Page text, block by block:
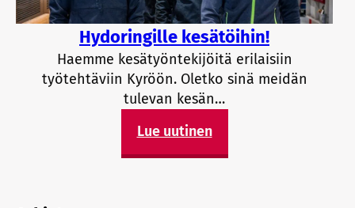
Hydoringille kesätöihin!
Haemme kesätyöntekijöitä erilaisiin
työtehtäviin Kyröön. Oletko sinä meidän
tulevan kesän…
Lue uutinen